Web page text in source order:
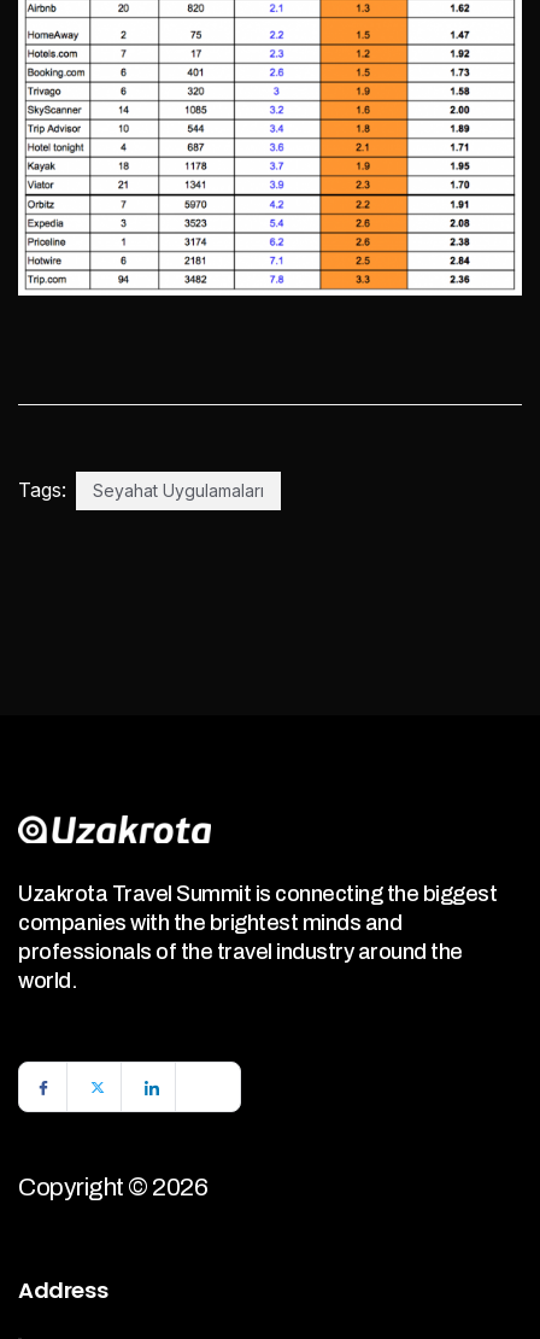
Tags: Seyahat Uygulamaları
Uzakrota Travel Summit is connecting the biggest
companies with the brightest minds and
professionals of the travel industry around the
world.
Copyright © 2026
Address